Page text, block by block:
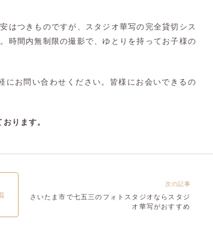
はつきものですが、スタジオ華写の完全貸切シス
時間内無制限の撮影で、ゆとりを持ってお子様の
お問い合わせください。皆様にお会いできるの
ります。
次の記事
さいたま市で七五三のフォトスタジオならスタジ
オ華写がおすすめ